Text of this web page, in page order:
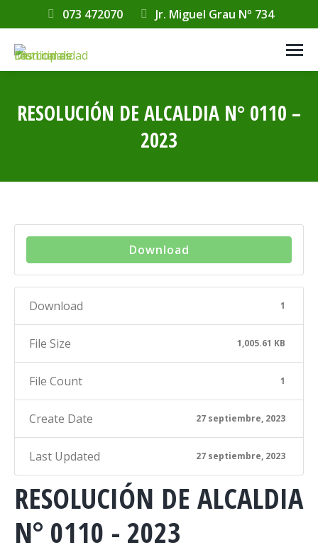
073 472070 Jr. Miguel Grau Nº 734
RESOLUCIÓN DE ALCALDIA N° 0110 –
2023
Download
Download 1
File Size 1,005.61 KB
File Count 1
Create Date 27 septiembre, 2023
Last Updated 27 septiembre, 2023
RESOLUCIÓN DE ALCALDIA
N° 0110 - 2023